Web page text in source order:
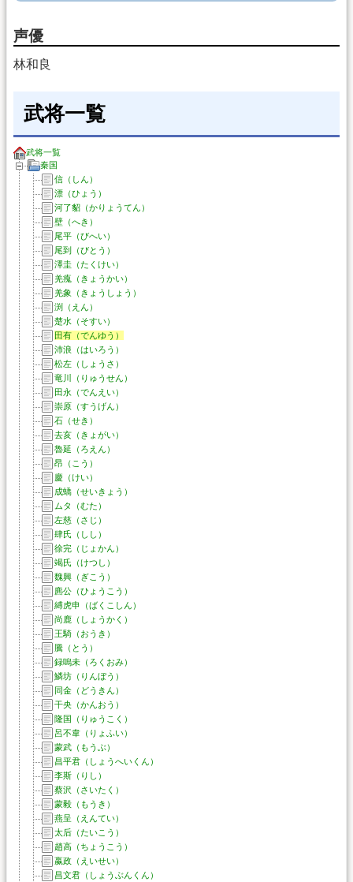
声優
林和良
武将一覧
武将一覧
秦国
信（しん）
漂（ひょう）
河了貂（かりょうてん）
壁（へき）
尾平（びへい）
尾到（びとう）
澤圭（たくけい）
羌瘣（きょうかい）
羌象（きょうしょう）
渕（えん）
楚水（そすい）
田有（でんゆう）
沛浪（はいろう）
松左（しょうさ）
竜川（りゅうせん）
田永（でんえい）
崇原（すうげん）
石（せき）
去亥（きょがい）
魯延（ろえん）
昂（こう）
慶（けい）
成蟜（せいきょう）
ムタ（むた）
左慈（さじ）
肆氏（しし）
徐完（じょかん）
竭氏（けつし）
魏興（ぎこう）
麃公（ひょうこう）
縛虎申（ばくこしん）
尚鹿（しょうかく）
王騎（おうき）
騰（とう）
録嗚未（ろくおみ）
鱗坊（りんぼう）
同金（どうきん）
干央（かんおう）
隆国（りゅうこく）
呂不韋（りょふい）
蒙武（もうぶ）
昌平君（しょうへいくん）
李斯（りし）
蔡沢（さいたく）
蒙毅（もうき）
燕呈（えんてい）
太后（たいこう）
趙高（ちょうこう）
嬴政（えいせい）
昌文君（しょうぶんくん）